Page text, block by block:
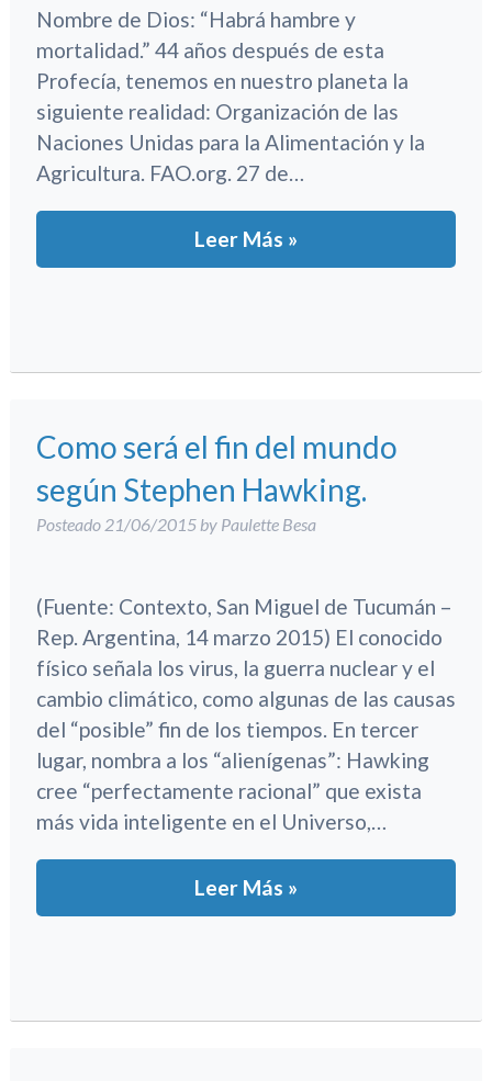
Nombre de Dios: “Habrá hambre y
mortalidad.” 44 años después de esta
Profecía, tenemos en nuestro planeta la
siguiente realidad: Organización de las
Naciones Unidas para la Alimentación y la
Agricultura. FAO.org. 27 de…
Leer Más »
Como será el fin del mundo
según Stephen Hawking.
Posteado 21/06/2015 by Paulette Besa
(Fuente: Contexto, San Miguel de Tucumán –
Rep. Argentina, 14 marzo 2015) El conocido
físico señala los virus, la guerra nuclear y el
cambio climático, como algunas de las causas
del “posible” fin de los tiempos. En tercer
lugar, nombra a los “alienígenas”: Hawking
cree “perfectamente racional” que exista
más vida inteligente en el Universo,…
Leer Más »